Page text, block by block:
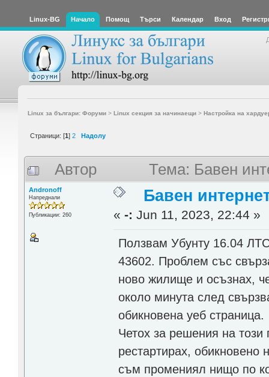
Linux-BG Начало Помощ Търси Календар Вход
Linux за българи: Форуми> Linux секция за начинаещи> Настройка на
Страници: [1] 2 Надолу
Автор Тема: Бавен
Andronoff
Напреднали
Публикации: 260
Бавен
«-: Jun 11, 2023, 22:44 »
Ползвам Убунту 16.04
43602. Проблем със
ново жилище и осъзнах,
около минута след
обикновена уеб страница.
Четох за решения на
рестартирах,
съм промениял нищо по